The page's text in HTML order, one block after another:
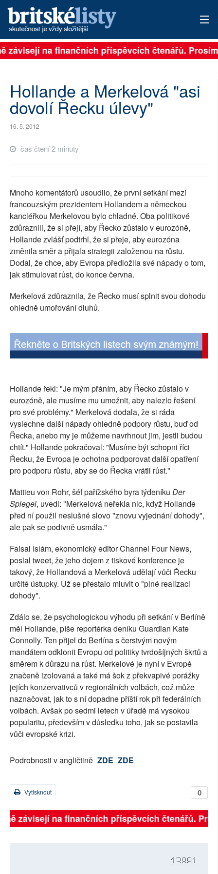
PŘIHLÁSIT
ARCHIV
PŘÍSPĚVKY NA PROVOZ
SOCIÁLNÍ SÍTĚ
RUBRIKY
PLNÁ VERZE STRÁNEK
závisejí na finančních příspěvcích čtenářů.
Hollande a Merkelová "asi
dovolí Řecku úlevy"
16. 5. 2012
čas čtení 2 minuty
Mnoho komentátorů usoudilo, že první setkání mezi
francouzským prezidentem Hollandem a německou
kancléřkou Merkelovou bylo chladné. Oba politikové
zdůraznili, že si přejí, aby Řecko zůstalo v eurozóně,
Hollande zvlášť podtrhl, že si přeje, aby eurozóna
změnila směr a přijala strategii založenou na růstu.
Dodal, že chce, aby Evropa předložila své nápady o tom,
jak stimulovat růst, do konce června.
Merkelová zdůraznila, že Řecko musí splnit svou dohodu
ohledně umořování dluhů.
Hollande řekl: "Je mým přáním, aby Řecko zůstalo v
eurozóně, ale musíme mu umožnit, aby nalezlo řešení
pro své problémy." Merkelová dodala, že si ráda
vyslechne další nápady ohledně podpory růstu, buď od
Řecka, anebo my je můžeme navrhnout jim, jestli budou
chtít." Hollande pokračoval: "Musíme být schopni říci
Řecku, že Evropa je ochotna podporovat další opatření
pro podporu růstu, aby se do Řecka vrátil růst."
Mattieu von Rohr, šéf pařížského byra týdeníku Der
Spiegel, uvedl: "Merkelová neřekla nic, když Hollande
před ní použil neslušné slovo "znovu vyjednání dohody",
ale pak se podivně usmála."
Faisal Islám, ekonomický editor Channel Four News,
poslal tweet, že jeho dojem z tiskové konference je
takový, že Hollandová a Merkelová udělají vůči Řecku
určité ústupky. Už se přestalo mluvit o "plné realizaci
dohody".
Zdálo se, že psychologickou výhodu při setkání v Berlíně
měl Hollande, píše reportérka deníku Guardian Kate
Connolly. Ten přijel do Berlína s čerstvým novým
mandátem odklonit Evropu od politiky tvrdošíjných škrtů a
směrem k důrazu na růst. Merkelové je nyní v Evropě
značeně izolovaná a také má šok z překvapivé porážky
jejích konzervativců v regionálních volbách, což může
naznačovat, jak to s ní dopadne příští rok při federálních
volbách. Avšak po sedmi letech v úřadě má vysokou
popularitu, především v důsledku toho, jak se postavila
vůči evropské krizi.
Podrobnosti v angličtině ZDE ZDE
0
Vytisknout
závisejí na finančních příspěvcích čtenářů.
13881